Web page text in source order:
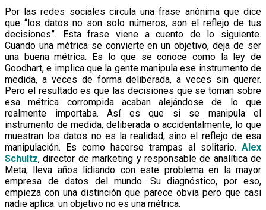
Por las redes sociales circula una frase anónima que dice
que “los datos no son solo números, son el reflejo de tus
decisiones”. Esta frase viene a cuento de lo siguiente.
Cuando una métrica se convierte en un objetivo, deja de ser
una buena métrica. Es lo que se conoce como la ley de
Goodhart, e implica que la gente manipula ese instrumento de
medida, a veces de forma deliberada, a veces sin querer.
Pero el resultado es que las decisiones que se toman sobre
esa métrica corrompida acaban alejándose de lo que
realmente importaba. Así es que si se manipula el
instrumento de medida, deliberada o accidentalmente, lo que
muestran los datos no es la realidad, sino el reflejo de esa
manipulación. Es como hacerse trampas al solitario. Alex
Schultz, director de marketing y responsable de analítica de
Meta, lleva años lidiando con este problema en la mayor
empresa de datos del mundo. Su diagnóstico, por eso,
empieza con una distinción que parece obvia pero que casi
nadie aplica: un objetivo no es una métrica.